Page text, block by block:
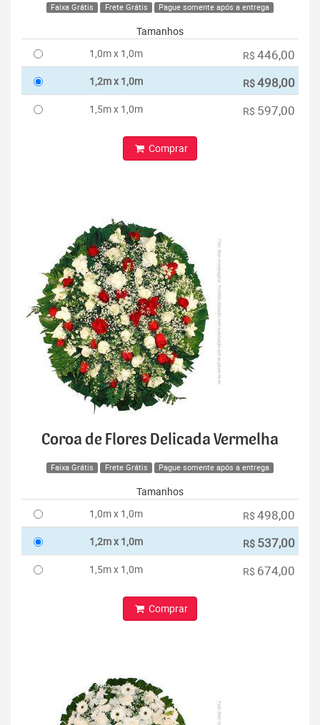
Faixa Grátis Frete Grátis Pague somente após a entrega
Tamanhos
1,0m x 1,0m
R$ 446,00
1,2m x 1,0m R$498,00
1,5m x 1,0m R$ 597,00
Comprar
Coroa de Flores Delicada Vermelha
Faixa Grátis Frete Grátis Pague somente após a entrega
Tamanhos
1,0m x 1,0m
R$ 498,00
1,2m x 1,0m R$ 537,00
1,5m x 1,0m R$ 674,00
Comprar